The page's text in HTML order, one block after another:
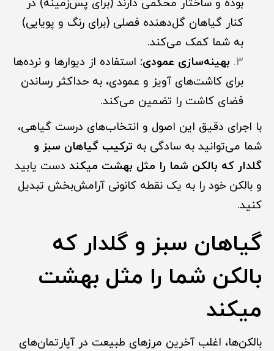
بوده و ساختار محکمی دارند (برای پس‌زمینه) در
کنار گیاهان گل‌دهنده فصلی (برای رنگ و پویایی)
به شما کمک می‌کند.
بهینه‌سازی عمودی: استفاده از دیوارها و نرده‌ها
برای کاشت‌های آویز و عمودی، به حداکثر رساندن
فضای کاشت را تضمین می‌کند.
با اجرای دقیق این اصول و انتخاب‌های درست گیاهی،
شما می‌توانید به سادگی به ترکیب گیاهان سبز و
گلدار که بالکن شما را مثل بهشت میکند دست یابید
و بالکن خود را به یک نقطه کانونی آرامش‌بخش تبدیل
کنید.
گیاهان سبز و گلدار که
بالکن شما را مثل بهشت
میکند
بالکن‌ها، اغلب آخرین مرزهای طبیعت در آپارتمان‌های